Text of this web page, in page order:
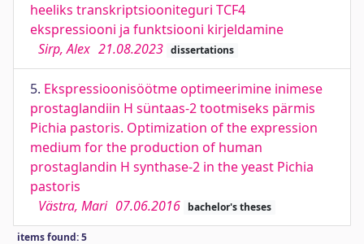
heeliks transkriptsiooniteguri TCF4
ekspressiooni ja funktsiooni kirjeldamine
Sirp, Alex 21.08.2023 dissertations
5. Ekspressioonisöötme optimeerimine inimese
prostaglandiin H süntaas-2 tootmiseks pärmis
Pichia pastoris. Optimization of the expression
medium for the production of human
prostaglandin H synthase-2 in the yeast Pichia
pastoris
Västra, Mari 07.06.2016 bachelor's theses
items found: 5